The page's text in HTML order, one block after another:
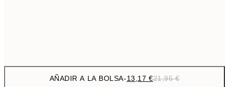
AÑADIR A LA BOLSA-13,17 €21,95 €